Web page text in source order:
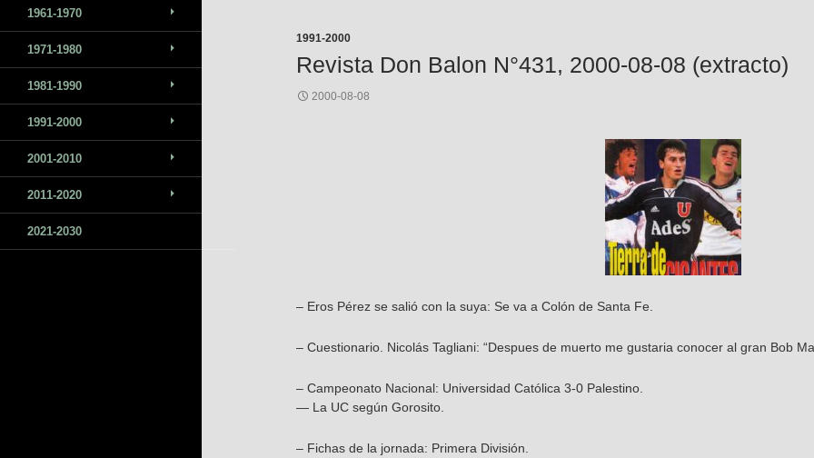
1991-2000
Revista Don Balon N°431, 2000-08-08 (extracto)
2000-08-08
– Eros Pérez se salió con la suya: Se va a Colón de Santa Fe.
– Cuestionario. Nicolás Tagliani: “Despues de muerto me gustaria conocer al gran Bob
– Campeonato Nacional: Universidad Católica 3-0 Palestino.
— La UC según Gorosito.
– Fichas de la jornada: Primera División.
1961-1970
1971-1980
1981-1990
1991-2000
2001-2010
2011-2020
2021-2030